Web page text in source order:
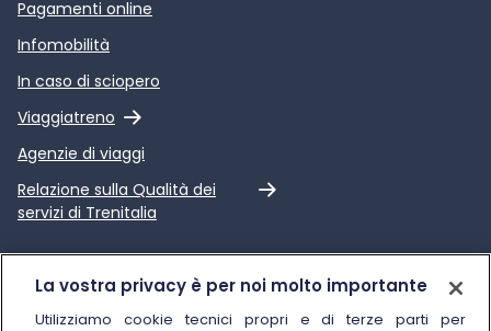
Pagamenti online
Infomobilità
In caso di sciopero
Viaggiatreno
Link esterno
Agenzie di viaggi
Relazione sulla Qualità dei
servizi di Trenitalia
Link esterno
Chi siamo
La vostra privacy è per noi molto importante
Utilizziamo cookie tecnici propri e di terze parti per